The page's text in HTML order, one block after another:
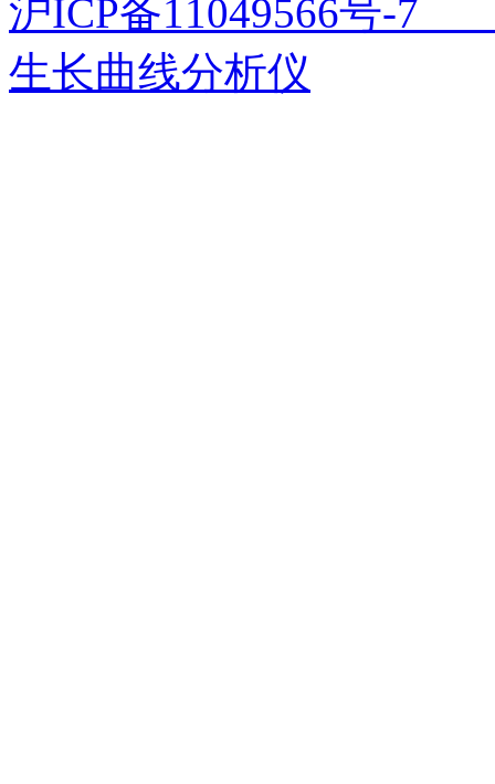
沪ICP备11049566号
生长曲线分析仪